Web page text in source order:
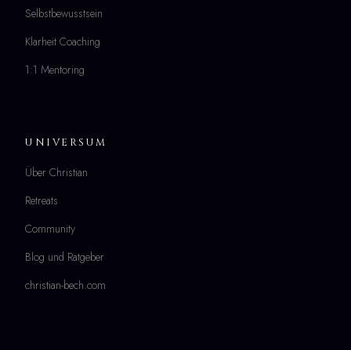
Selbstbewusstsein
Klarheit Coaching
1:1 Mentoring
UNIVERSUM
Über Christian
Retreats
Community
Blog und Ratgeber
christian-bech.com